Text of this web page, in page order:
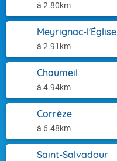
à 2.80km
Meyrignac-l'Église
à 2.91km
Chaumeil
à 4.94km
Corrèze
à 6.48km
Saint-Salvadour